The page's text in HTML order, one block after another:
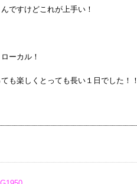
ですけどこれが上手い！
ーカル！
も楽しくとっても長い１日でした！！